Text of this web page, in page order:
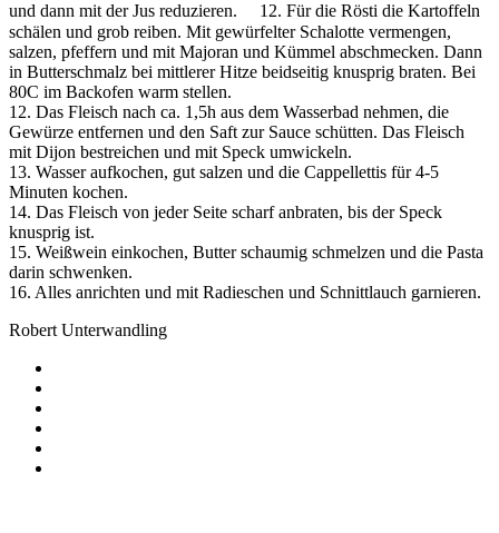
und dann mit der Jus reduzieren. 12. Für die Rösti die Kartoffeln
schälen und grob reiben. Mit gewürfelter Schalotte vermengen,
salzen, pfeffern und mit Majoran und Kümmel abschmecken. Dann
in Butterschmalz bei mittlerer Hitze beidseitig knusprig braten. Bei
80C im Backofen warm stellen.
12. Das Fleisch nach ca. 1,5h aus dem Wasserbad nehmen, die
Gewürze entfernen und den Saft zur Sauce schütten. Das Fleisch
mit Dijon bestreichen und mit Speck umwickeln.
13. Wasser aufkochen, gut salzen und die Cappellettis für 4-5
Minuten kochen.
14. Das Fleisch von jeder Seite scharf anbraten, bis der Speck
knusprig ist.
15. Weißwein einkochen, Butter schaumig schmelzen und die Pasta
darin schwenken.
16. Alles anrichten und mit Radieschen und Schnittlauch garnieren.
Robert Unterwandling